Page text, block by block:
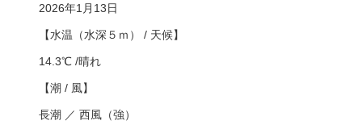
2026年1月13日
【水温（水深５ｍ） / 天候】
14.3℃ /晴れ
【潮 / 風】
長潮 ／ 西風（強）